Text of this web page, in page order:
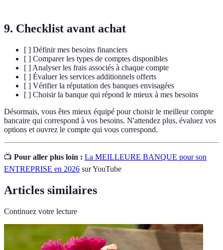
9. Checklist avant achat
[ ] Définir mes besoins financiers
[ ] Comparer les types de comptes disponibles
[ ] Analyser les frais associés à chaque compte
[ ] Évaluer les services additionnels offerts
[ ] Vérifier la réputation des banques envisagées
[ ] Choisir la banque qui répond le mieux à mes besoins
Désormais, vous êtes mieux équipé pour choisir le meilleur compte
bancaire qui correspond à vos besoins. N'attendez plus, évaluez vos
options et ouvrez le compte qui vous correspond.
📺 Pour aller plus loin : La MEILLEURE BANQUE pour son
ENTREPRISE en 2026 sur YouTube
Articles similaires
Continuez votre lecture